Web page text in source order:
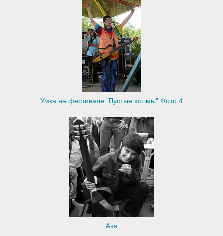
Умка на фестивале "Пустые холмы" Фото 4
Аня